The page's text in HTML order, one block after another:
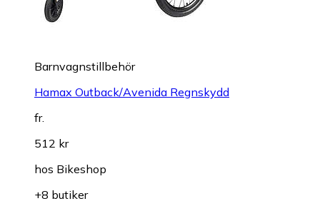
Barnvagnstillbehör
Hamax Outback/Avenida Regnskydd
fr.
512 kr
hos Bikeshop
+8 butiker